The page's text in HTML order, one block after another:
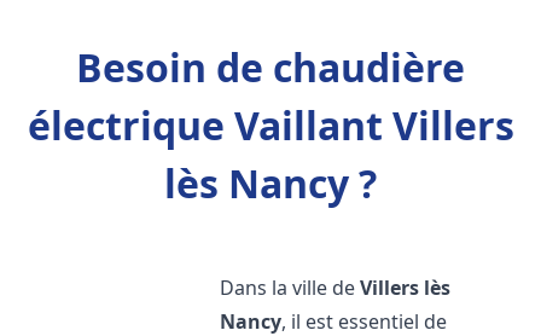
Besoin de chaudière
électrique Vaillant Villers
lès Nancy ?
Dans la ville deVillers lès
Nancy, il est essentiel de